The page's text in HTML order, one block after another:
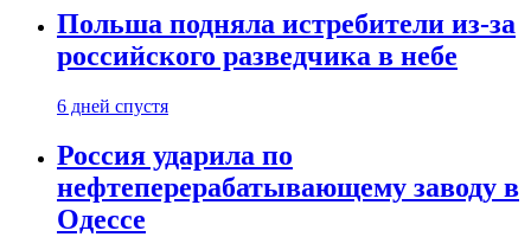
Польша подняла истребители из-за
российского разведчика в небе
6 дней спустя
Россия ударила по
нефтеперерабатывающему заводу в
Одессе